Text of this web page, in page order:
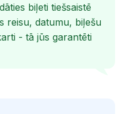
biļeti tiešsaistē
reisu, datumu, biļešu
- tā jūs garantēti